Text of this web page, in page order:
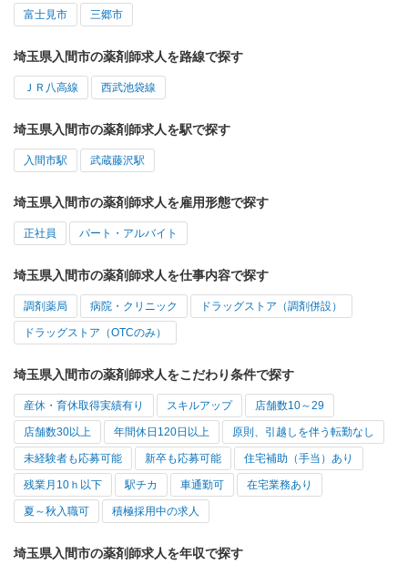
富士見市 三郷市
埼玉県入間市の薬剤師求人を路線で探す
ＪＲ八高線 西武池袋線
埼玉県入間市の薬剤師求人を駅で探す
入間市駅 武蔵藤沢駅
埼玉県入間市の薬剤師求人を雇用形態で探す
正社員 パート・アルバイト
埼玉県入間市の薬剤師求人を仕事内容で探す
調剤薬局 病院・クリニック ドラッグストア（調剤併設）
ドラッグストア（OTCのみ）
埼玉県入間市の薬剤師求人をこだわり条件で探す
産休・育休取得実績有り スキルアップ 店舗数10～29
店舗数30以上 年間休日120日以上 原則、引越しを伴う転勤なし
未経験者も応募可能 新卒も応募可能 住宅補助（手当）あり
残業月10ｈ以下 駅チカ 車通勤可 在宅業務あり
夏～秋入職可 積極採用中の求人
埼玉県入間市の薬剤師求人を年収で探す